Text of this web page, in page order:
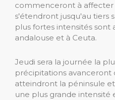
commenceront à
s'étendront jusqu'au tiers
plus fortes intensités sont
andalouse et à Ceuta.
Jeudi sera la journée la
précipitations avanceront
atteindront la péninsule
une plus grande intensité